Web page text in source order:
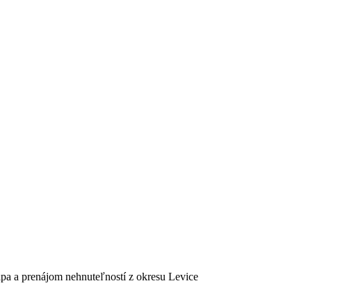
a prenájom nehnuteľností z okresu Levice